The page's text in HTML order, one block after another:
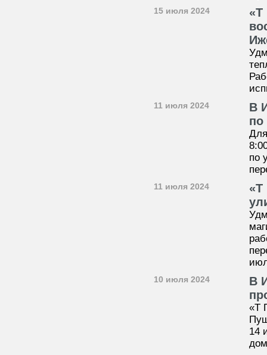
15 июля 2024
«Т
11 июля 2024
В
по
по
11 июля 2024
«Т
10 июля 2024
В
«Т
14